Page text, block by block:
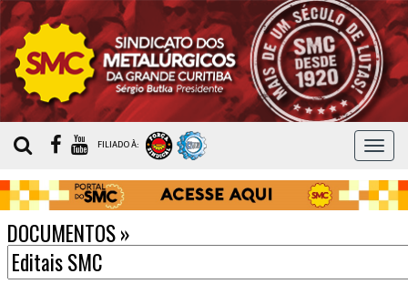
MENU
FILIADO À:
DOCUMENTOS»